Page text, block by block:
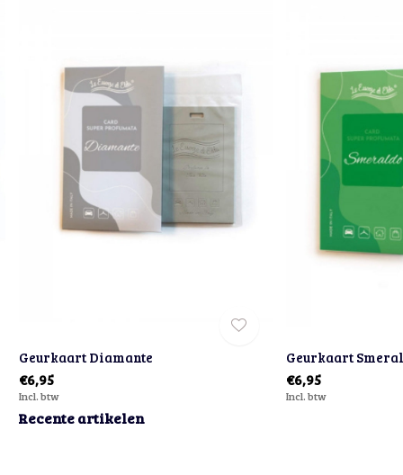
Geurkaart Diamante
€6,95
Incl. btw
Geurkaart
€6,95
Incl. btw
Recente artikelen